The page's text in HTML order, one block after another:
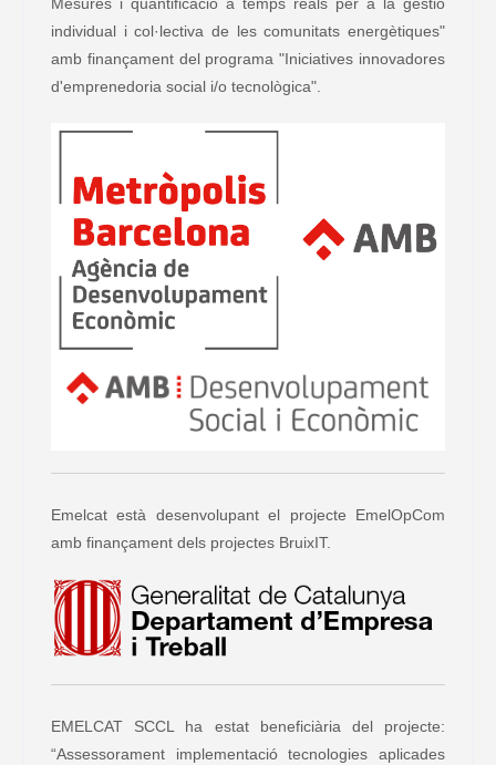
individual i col·lectiva de les comunitats energètiques"
amb finançament del programa "Iniciatives innovadores
d'emprenedoria social i/o tecnològica".
Emelcat està desenvolupant el projecte EmelOpCom
amb finançament dels projectes BruixIT.
EMELCAT SCCL ha estat beneficiària del projecte:
“Assessorament implementació tecnologies aplicades